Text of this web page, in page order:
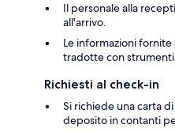
Il personale alla
all'arrivo.
Le informazioni
tradotte con
Richiesti al check-in
Si richiede una carta
deposito in contanti